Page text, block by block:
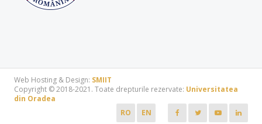
Web Hosting & Design: SMIIT
Copyright © 2018-2021. Toate drepturile rezervate: Universitatea
din Oradea
RO
EN